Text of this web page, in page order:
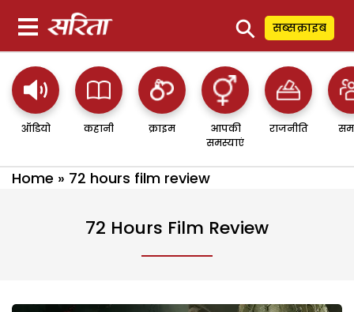
⚲ सब्सक्राइब
ऑडियो कहानी क्राइम
आपकी
समस्याएं
राजनीति
Home » 72 hours film review
72 Hours Film Review